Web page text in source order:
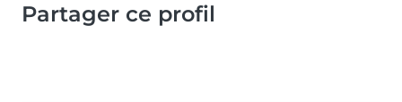
Partager ce profil